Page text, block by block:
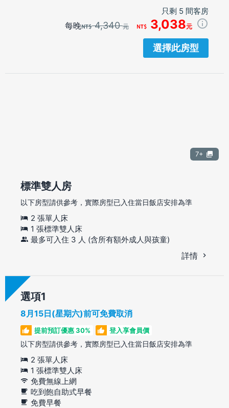
只剩 5 間客房
每晚 4,340元 3,038元
選擇此房型
7+
標準雙人房
以下房型請供參考，實際房型已入住當日飯店安排為準
2 張單人床
1 張標準雙人床
最多可入住 3 人 (含所有額外成人與孩童)
詳情
選項
8月15日(星期六)前可免費取消
提前預訂優惠 30% 登入享會員價
以下房型請供參考，實際房型已入住當日飯店安排為準
2 張單人床
1 張標準雙人床
免費無線上網
吃到飽自助式早餐
免費早餐